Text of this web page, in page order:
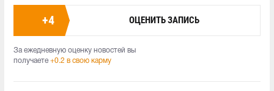
+4 ОЦЕНИТЬ ЗАПИСЬ
За ежедневную оценку новостей вы
получаете +0.2 в свою карму